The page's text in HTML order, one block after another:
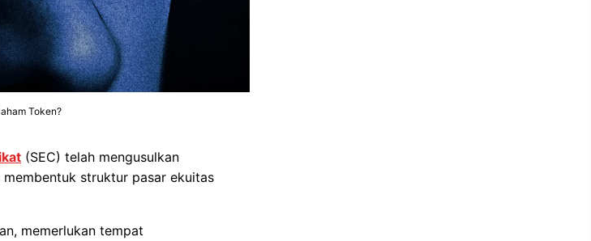
Token?
(SEC) telah mengusulkan
struktur pasar ekuitas
memerlukan tempat